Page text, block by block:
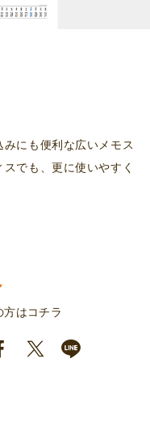
にも便利な広いメモス
でも、更に使いやすく
方はコチラ